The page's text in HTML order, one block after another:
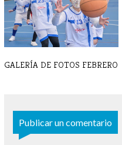
GALERÍA DE FOTOS FEBRERO
Publicar un comentario